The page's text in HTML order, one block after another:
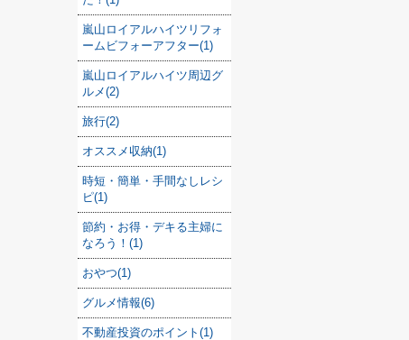
嵐山ロイアルハイツリフォ
ームビフォーアフター(1)
嵐山ロイアルハイツ周辺グ
ルメ(2)
旅行(2)
オススメ収納(1)
時短・簡単・手間なしレシ
ピ(1)
節約・お得・デキる主婦に
なろう！(1)
おやつ(1)
グルメ情報(6)
不動産投資のポイント(1)